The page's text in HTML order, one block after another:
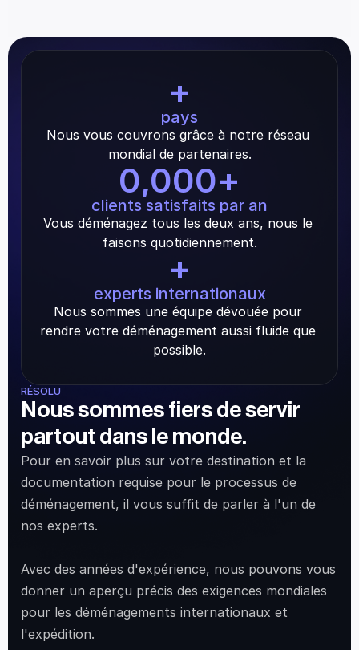
RÉSOLU
Nous sommes fiers de servir
partout dans le monde.
Pour en savoir plus sur votre destination et la
documentation requise pour le processus de
déménagement, il vous suffit de parler à l'un de
nos experts.
Avec des années d'expérience, nous pouvons vous
donner un aperçu précis des exigences mondiales
pour les déménagements internationaux et
l'expédition.
+
pays
Nous vous couvrons grâce à notre réseau
mondial de partenaires.
0,000+
clients satisfaits par an
Vous déménagez tous les deux ans, nous le
faisons quotidiennement.
+
experts internationaux
Nous sommes une équipe dévouée pour
rendre votre déménagement aussi fluide que
possible.